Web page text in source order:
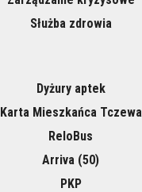
Służba zdrowia
Dyżury aptek
Karta Mieszkańca Tczewa
ReloBus
Arriva (50)
PKP